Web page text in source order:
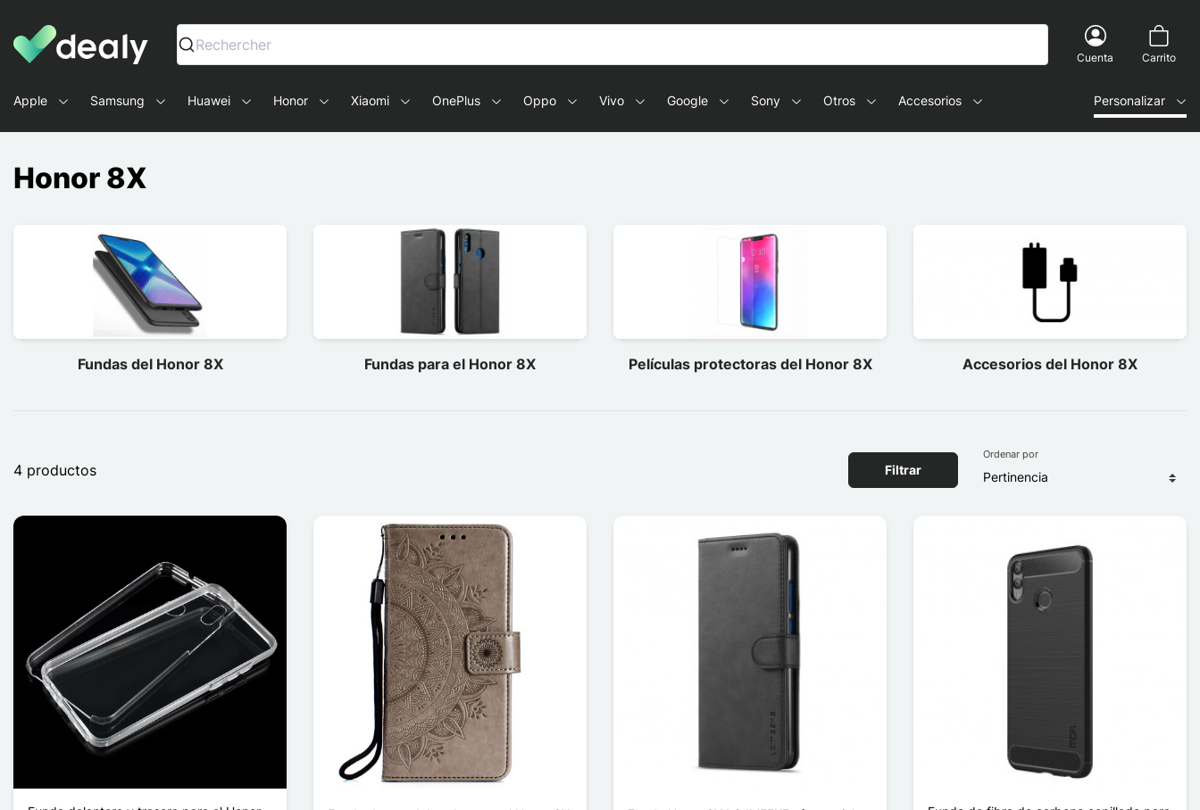
Dealy - Fundas y accesorios para smartphones y tablets
Rechercher
Cuenta Carrito
Apple Samsung Huawei Honor Xiaomi OnePlus Oppo Vivo Google Sony Otros Accesorios Personalizar
Honor 8X
Fundas del Honor 8X Fundas para el Honor 8X Películas protectoras del Honor 8X Accesorios del Honor 8X
4 productos Filtrar
Ordenar por